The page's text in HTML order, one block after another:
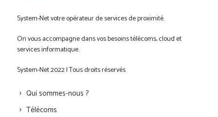
System-Net votre opérateur de services de proximité.
On vous accompagne dans vos besoins télécoms, cloud et
services informatique.
System-Net 2022 | Tous droits réservés
Qui sommes-nous ?
Télécoms